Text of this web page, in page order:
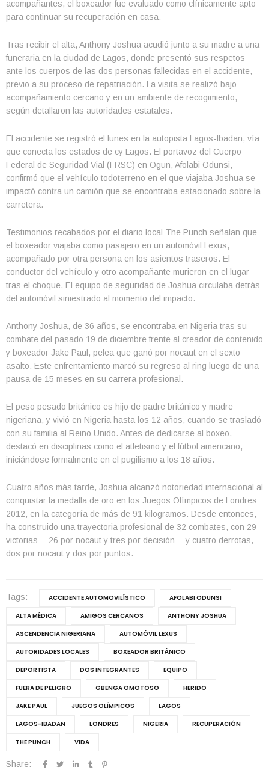
acompañantes, el boxeador fue evaluado como clínicamente apto
para continuar su recuperación en casa.
Tras recibir el alta, Anthony Joshua acudió junto a su madre a una
funeraria en la ciudad de Lagos, donde presentó sus respetos
ante los cuerpos de las dos personas fallecidas en el accidente,
previo a su proceso de repatriación. La visita se realizó bajo
acompañamiento cercano y en un ambiente de recogimiento,
según detallaron las autoridades estatales.
El accidente se registró el lunes en la autopista Lagos-Ibadan, vía
que conecta los estados de cy Lagos. El portavoz del Cuerpo
Federal de Seguridad Vial (FRSC) en Ogun, Afolabi Odunsi,
confirmó que el vehículo todoterreno en el que viajaba Joshua se
impactó contra un camión que se encontraba estacionado sobre la
carretera.
Testimonios recabados por el diario local The Punch señalan que
el boxeador viajaba como pasajero en un automóvil Lexus,
acompañado por otra persona en los asientos traseros. El
conductor del vehículo y otro acompañante murieron en el lugar
tras el choque. El equipo de seguridad de Joshua circulaba detrás
del automóvil siniestrado al momento del impacto.
Anthony Joshua, de 36 años, se encontraba en Nigeria tras su
combate del pasado 19 de diciembre frente al creador de contenido
y boxeador Jake Paul, pelea que ganó por nocaut en el sexto
asalto. Este enfrentamiento marcó su regreso al ring luego de una
pausa de 15 meses en su carrera profesional.
El peso pesado británico es hijo de padre británico y madre
nigeriana, y vivió en Nigeria hasta los 12 años, cuando se trasladó
con su familia al Reino Unido. Antes de dedicarse al boxeo,
destacó en disciplinas como el atletismo y el fútbol americano,
iniciándose formalmente en el pugilismo a los 18 años.
Cuatro años más tarde, Joshua alcanzó notoriedad internacional al
conquistar la medalla de oro en los Juegos Olímpicos de Londres
2012, en la categoría de más de 91 kilogramos. Desde entonces,
ha construido una trayectoria profesional de 32 combates, con 29
victorias —26 por nocaut y tres por decisión— y cuatro derrotas,
dos por nocaut y dos por puntos.
Tags: ACCIDENTE AUTOMOVILÍSTICO
AFOLABI ODUNSI
ALTA MÉDICA
AMIGOS CERCANOS
ANTHONY JOSHUA
ASCENDENCIA NIGERIANA
AUTOMÓVIL LEXUS
AUTORIDADES LOCALES
BOXEADOR BRITÁNICO
DEPORTISTA
DOS INTEGRANTES
EQUIPO
FUERA DE PELIGRO
GBENGA OMOTOSO
HERIDO
JAKE PAUL
JUEGOS OLÍMPICOS
LAGOS
LAGOS-IBADAN
LONDRES NIGERIA
RECUPERACIÓN
THE PUNCH
VIDA
Share: